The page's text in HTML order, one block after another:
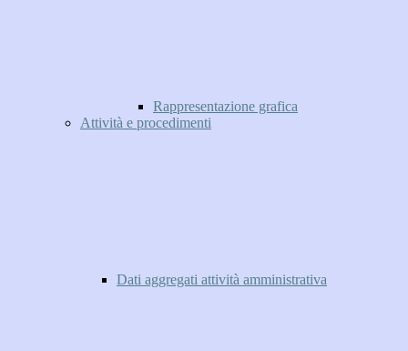
Rappresentazione grafica
Attività e procedimenti
Dati aggregati attività amministrativa